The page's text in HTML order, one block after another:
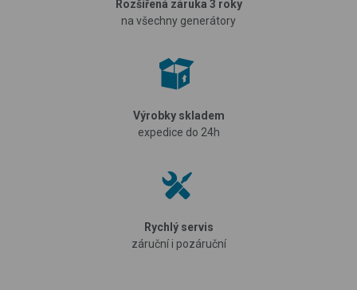
Rozšířená záruka 3 roky
na všechny generátory
Výrobky skladem
expedice do 24h
Rychlý servis
záruční i pozáruční